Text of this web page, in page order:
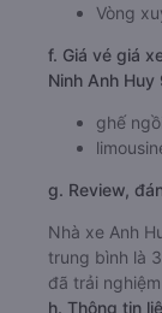
Vòng
f. Giá vé giá
Ninh Anh
ghế
g. Review,
Nhà xe Anh
trung bình là
đã trải
h. Thông tin